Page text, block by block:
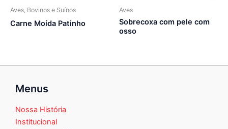
Aves, Bovinos e Suínos
Carne Moída Patinho
Aves
Sobrecoxa com pele com
osso
Menus
Nossa História
Institucional